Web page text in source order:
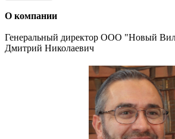
О компании
Генеральный директор ООО "Новый
Дмитрий Николаевич